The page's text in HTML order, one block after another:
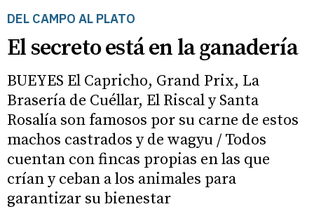
DEL CAMPO AL PLATO
El secreto está en la ganadería
BUEYES El Capricho, Grand Prix, La
Brasería de Cuéllar, El Riscal y Santa
Rosalía son famosos por su carne de estos
machos castrados y de wagyu / Todos
cuentan con fincas propias en las que
crían y ceban a los animales para
garantizar su bienestar